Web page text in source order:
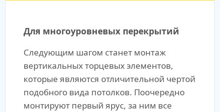
Для многоуровневых перекрытий
Следующим шагом станет монтаж
вертикальных торцевых элементов,
которые являются отличительной чертой
подобного вида потолков. Поочередно
монтируют первый ярус, за ним все